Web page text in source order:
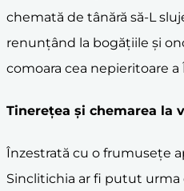
chemată de tânără să-L
renunțând la bogățiile și
comoara cea nepieritoare
Tinerețea și chemarea la
Înzestrată cu o frumusețe
Sinclitichia ar fi putut urma